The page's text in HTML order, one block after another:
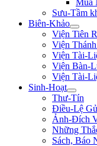
Múa
Sưu-Tầm
Biên-Khảo
Viện Tiên
Viện
Viện Tài-
Viện Bàn-
Viện Tài-
Sinh-Hoạt
Thư-Tín
Điều-Lệ
Ảnh-Đích
Những
Sách, Báo